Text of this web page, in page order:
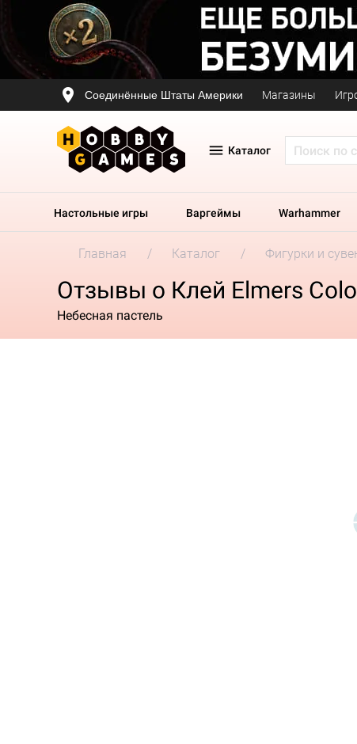
Соединённые Штаты Америки Магазины
Каталог
Настольные игры Варгеймы Warhammer
Главная Каталог Фигурки и
Отзывы о Клей Elmers
Небесная пастель